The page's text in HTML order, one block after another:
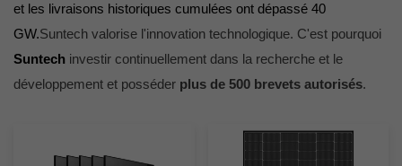
et les livraisons historiques cumulées ont dépassé 40
GW.Suntech valorise l'innovation technologique. C'est pourquoi
Suntech investir continuellement dans la recherche et le
développement et posséder plus de 500 brevets autorisés.